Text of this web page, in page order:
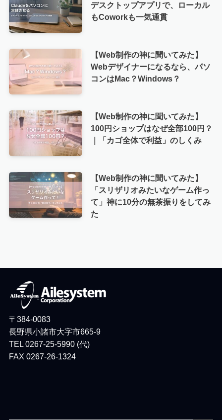
デスクトップアプリで、ローカル
もCoworkも一気通貫
【Web制作の神に聞いてみた】
Webデザイナーになるなら、パソ
コンはMac？Windows？
【Web制作の神に聞いてみた】
100円ショップはなぜ全部100円？
｜「カゴ全体で利益」のしくみ
【Web制作の神に聞いてみた】
「スリザリオみたいなゲーム作っ
て」神に10分の無茶振りをしてみ
た
〒384-0083
長野県小諸市大字市665-9
TEL 0267-25-5990 (代)
FAX 0267-26-1324